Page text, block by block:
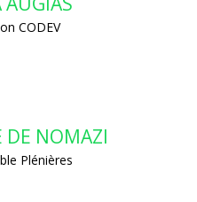
CODEV
DE NOMAZI
Plénières